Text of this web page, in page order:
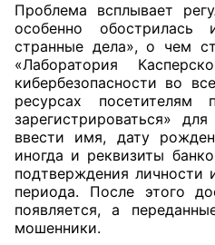
Проблема всплывает
особенно обострилась
странные дела», о чем
«Лаборатория
кибербезопасности во
ресурсах посетителям
зарегистрироваться»
ввести имя, дату
иногда и реквизиты
подтверждения личности
периода. После этого
появляется, а
мошенники.